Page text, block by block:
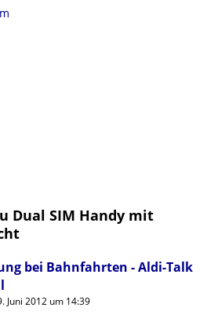
Dual SIM Handy mit
bei Bahnfahrten - Aldi-Talk
Juni 2012 um 14:39